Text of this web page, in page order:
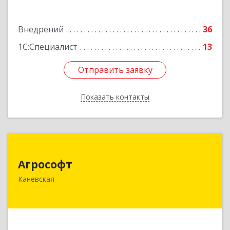
Внедрений
36
1С:Специалист
13
Отправить заявку
Показать контакты
Отправить заявку
Назад
Агрософт
Каневская
353730, Краснодарский край, Каневская ст-ца,
Подробнее